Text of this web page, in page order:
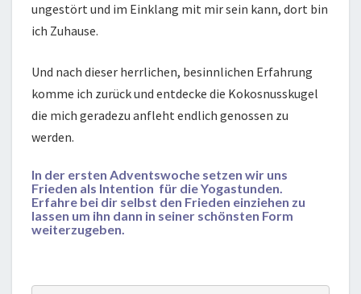
ungestört und im Einklang mit mir sein kann, dort bin
ich Zuhause.
Und nach dieser herrlichen, besinnlichen Erfahrung
komme ich zurück und entdecke die Kokosnusskugel
die mich geradezu anfleht endlich genossen zu
werden.
In der ersten Adventswoche setzen wir uns
Frieden als Intention für die Yogastunden.
Erfahre bei dir selbst den Frieden einziehen zu
lassen um ihn dann in seiner schönsten Form
weiterzugeben.